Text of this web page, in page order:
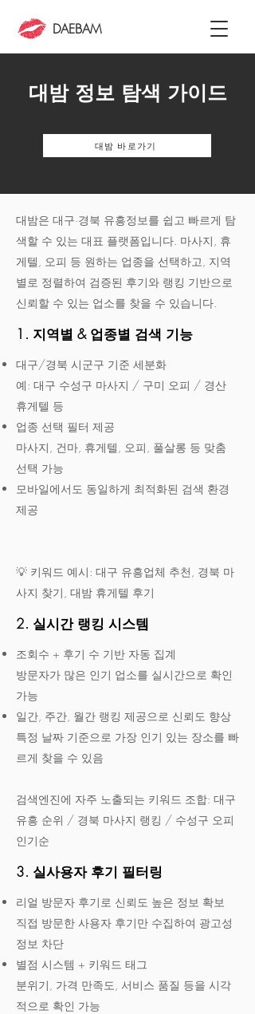
DAEBAM
대밤 정보 탐색 가이드
대밤 바로가기
대밤은 대구·경북 유흥정보를 쉽고 빠르게 탐
색할 수 있는 대표 플랫폼입니다. 마사지, 휴
게텔, 오피 등 원하는 업종을 선택하고, 지역
별로 정렬하여 검증된 후기와 랭킹 기반으로
신뢰할 수 있는 업소를 찾을 수 있습니다.
1. 지역별 & 업종별 검색 기능
대구/경북 시군구 기준 세분화
예: 대구 수성구 마사지 / 구미 오피 / 경산
휴게텔 등
업종 선택 필터 제공
마사지, 건마, 휴게텔, 오피, 풀살롱 등 맞춤
선택 가능
모바일에서도 동일하게 최적화된 검색 환경
제공
💡 키워드 예시: 대구 유흥업체 추천, 경북 마
사지 찾기, 대밤 휴게텔 후기
2. 실시간 랭킹 시스템
조회수 + 후기 수 기반 자동 집계
방문자가 많은 인기 업소를 실시간으로 확인
가능
일간, 주간, 월간 랭킹 제공으로 신뢰도 향상
특정 날짜 기준으로 가장 인기 있는 장소를 빠
르게 찾을 수 있음
검색엔진에 자주 노출되는 키워드 조합: 대구
유흥 순위 / 경북 마사지 랭킹 / 수성구 오피
인기순
3. 실사용자 후기 필터링
리얼 방문자 후기로 신뢰도 높은 정보 확보
직접 방문한 사용자 후기만 수집하여 광고성
정보 차단
별점 시스템 + 키워드 태그
분위기, 가격 만족도, 서비스 품질 등을 시각
적으로 확인 가능